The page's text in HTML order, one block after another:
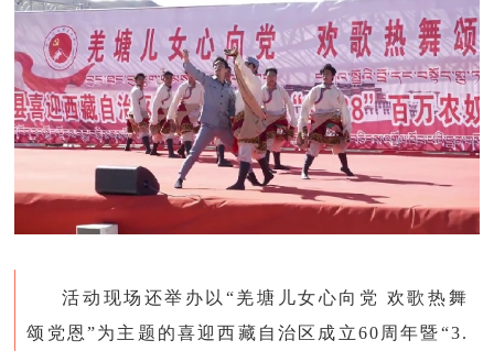
活动现场还举办以“羌塘儿女心向党 欢歌热舞
颂党恩”为主题的喜迎西藏自治区成立60周年暨“3.